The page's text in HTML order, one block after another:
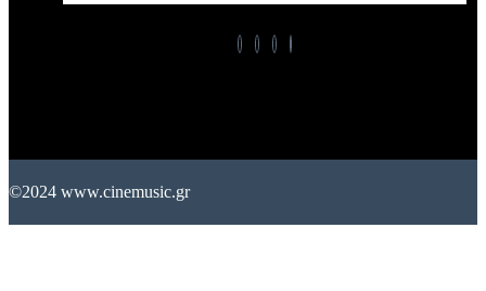
©2024 www.cinemusic.gr